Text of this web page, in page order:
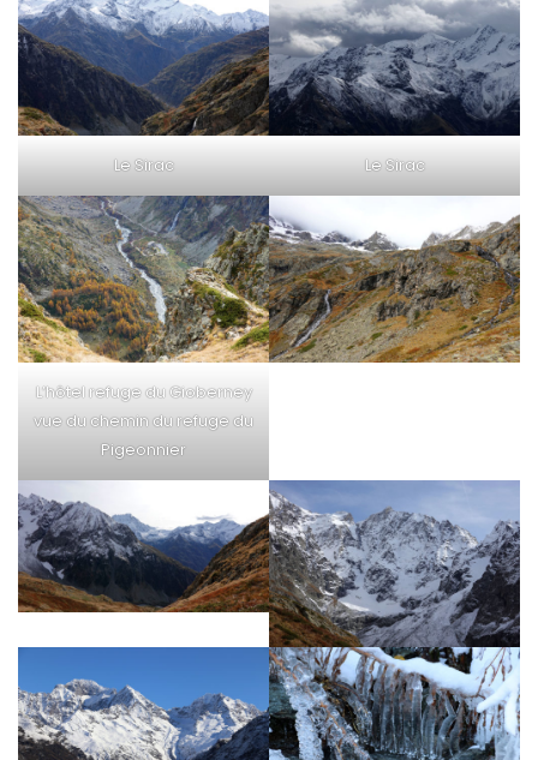
Le Sirac Le Sirac
L’hôtel refuge du Gioberney
vue du chemin du refuge du
Pigeonnier